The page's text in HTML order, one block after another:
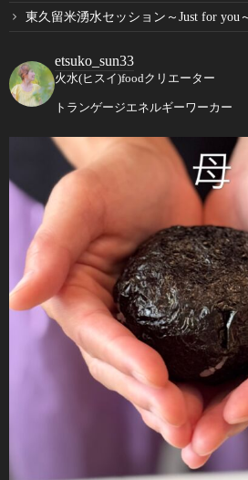
東久留米湧水セッション～Just for you
etsuko_sun33
火水(ヒスイ)foodクリエーター
ラ
トランゲージエネルギーワーカー